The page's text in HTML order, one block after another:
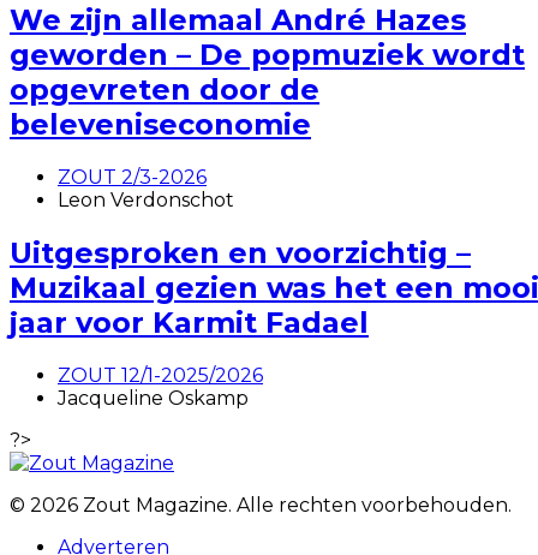
We zijn allemaal André Hazes
geworden – De popmuziek wordt
opgevreten door de
beleveniseconomie
ZOUT 2/3-2026
Leon Verdonschot
Uitgesproken en voorzichtig –
Muzikaal gezien was het een mooi
jaar voor Karmit Fadael
ZOUT 12/1-2025/2026
Jacqueline Oskamp
?>
© 2026 Zout Magazine. Alle rechten voorbehouden.
Adverteren